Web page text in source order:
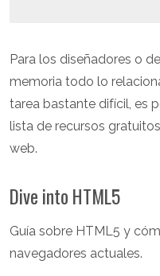
Para los diseñadores o
memoria todo lo
tarea bastante difícil, es
lista de recursos
web.
Dive into HTML5
Guía sobre HTML5 y
navegadores actuales.